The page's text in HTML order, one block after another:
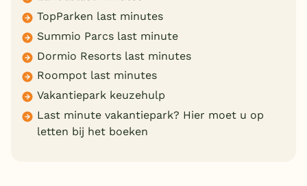
TopParken last minutes
Summio Parcs last minute
Dormio Resorts last minutes
Roompot last minutes
Vakantiepark keuzehulp
Last minute vakantiepark? Hier moet u op
letten bij het boeken